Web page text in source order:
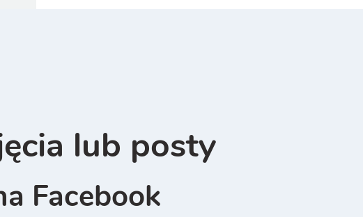
lub posty
Facebook